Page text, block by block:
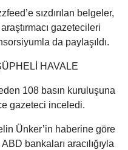
sızdırılan belgeler,
gazetecileri
da paylaşıldı.
HAVALE
108 basın kuruluşuna
gazeteci inceledi.
Ünker’in haberine göre
bankaları aracılığıyla